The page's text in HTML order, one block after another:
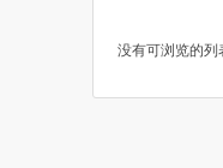
没有可浏览的列